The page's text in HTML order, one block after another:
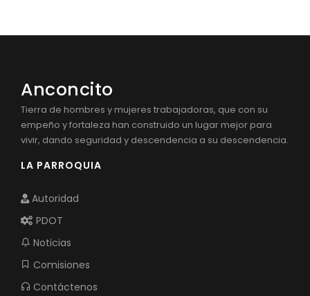
Anconcito
Tierra de hombres y mujeres trabajadoras, que con su
empeño y fortaleza han construido un lugar mejor para
vivir, dando seguridad y descendencia a su descendencia.
LA PARROQUIA
Autoridad
PDOT
Noticias
Comisiones
Contáctenos